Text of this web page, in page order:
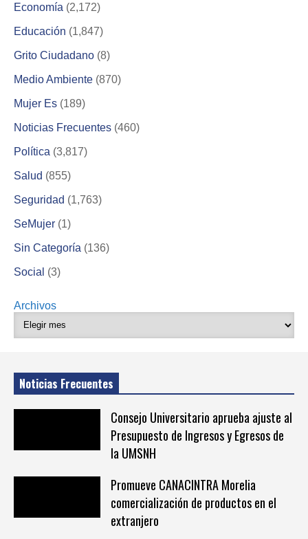
Economía (2,172)
Educación (1,847)
Grito Ciudadano (8)
Medio Ambiente (870)
Mujer Es (189)
Noticias Frecuentes (460)
Política (3,817)
Salud (855)
Seguridad (1,763)
SeMujer (1)
Sin Categoría (136)
Social (3)
Archivos
Noticias Frecuentes
Consejo Universitario aprueba ajuste al
Presupuesto de Ingresos y Egresos de
la UMSNH
Promueve CANACINTRA Morelia
comercialización de productos en el
extranjero